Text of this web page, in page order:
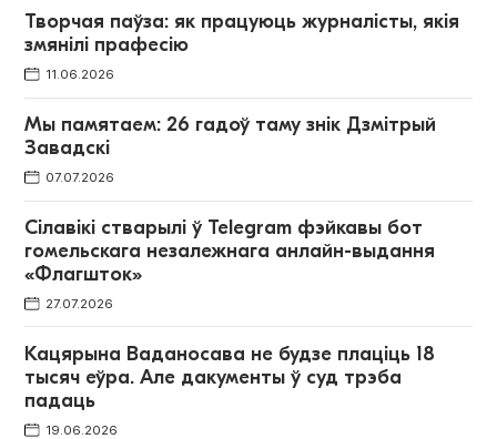
Творчая паўза: як працуюць журналісты, якія
змянілі прафесію
11.06.2026
Мы памятаем: 26 гадоў таму знік Дзмітрый
Завадскі
07.07.2026
Сілавікі стварылі ў Telegram фэйкавы бот
гомельскага незалежнага анлайн-выдання
«Флагшток»
27.07.2026
Кацярына Ваданосава не будзе плаціць 18
тысяч еўра. Але дакументы ў суд трэба
падаць
19.06.2026